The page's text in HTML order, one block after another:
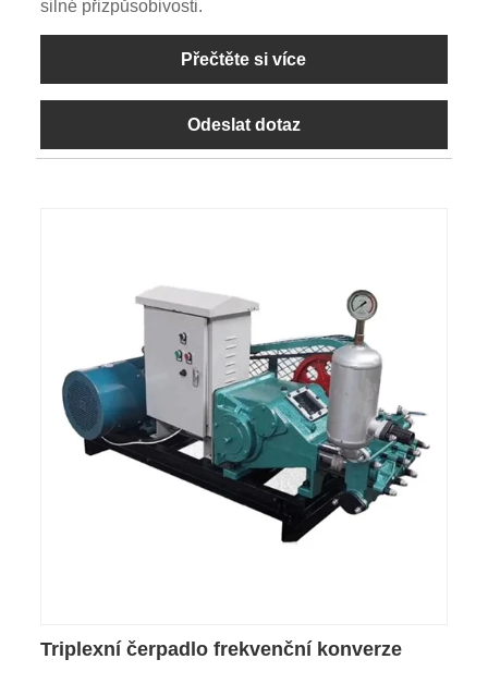
silné přizpůsobivosti.
Přečtěte si více
Odeslat dotaz
Triplexní čerpadlo frekvenční konverze